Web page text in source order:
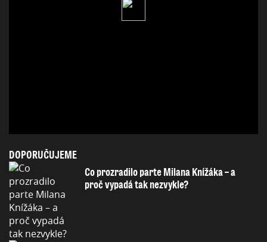
DOPORUČUJEME
Co prozradilo parte Milana Knížáka – a
proč vypadá tak nezvykle?